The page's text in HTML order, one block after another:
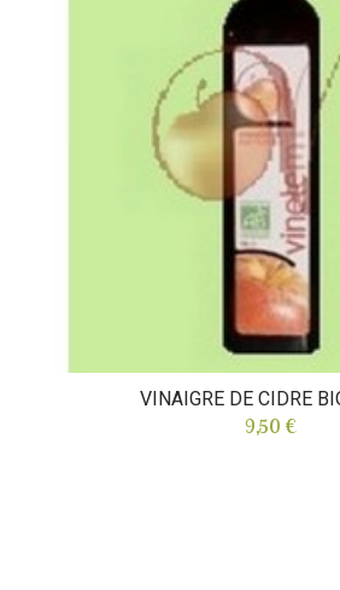
VINAIGRE DE CIDRE
9,50 €